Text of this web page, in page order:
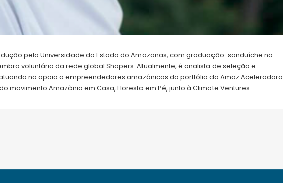
pela Universidade do Estado do Amazonas, com graduação-sanduíche na
voluntário da rede global Shapers. Atualmente, é analista de seleção e
no apoio a empreendedores amazônicos do portfólio da Amaz Aceleradora
movimento Amazônia em Casa, Floresta em Pé, junto à Climate Ventures.